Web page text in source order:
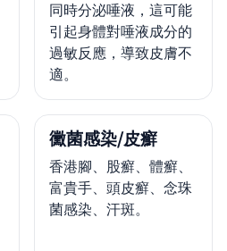
同時分泌唾液，這可能
引起身體對唾液成分的
過敏反應，導致皮膚不
適。
黴菌感染/皮癬
香港腳、股癬、體癬、
富貴手、頭皮癬、念珠
菌感染、汗斑。